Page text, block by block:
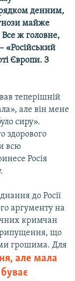
денним,
майже
ж головне,
«Російський
Європи. З
теперішній
але він мене
сиру».
здорового
всю
Росія
до Росії
аргументу на
кримчан
що
але мала
грошима. Для